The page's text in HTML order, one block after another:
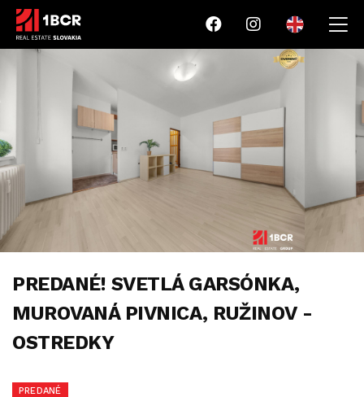
PREDANÉ! SVETLÁ GARSÓNKA,
MUROVANÁ PIVNICA, RUŽINOV -
OSTREDKY
PREDANÉ